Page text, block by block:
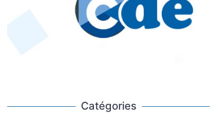
Catégories